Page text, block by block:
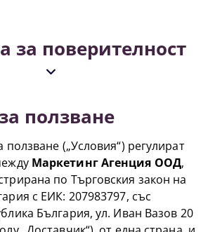
за поверителност
ползване
ползване („Условия“) регулират
Маркетинг Агенция ООД,
по Търговския закон на
с ЕИК: 207983797, със
България, ул. Иван Вазов 20